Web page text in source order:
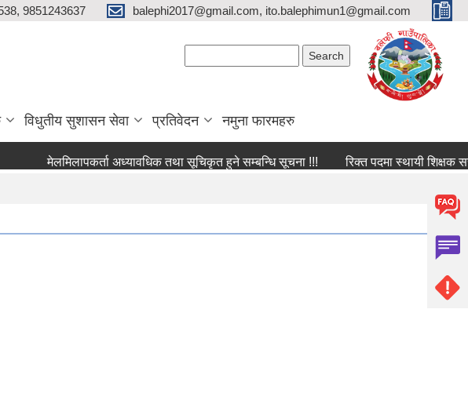
9851243637 balephi2017@gmail.com, ito.balephimun1@gmail.com
विधुतीय सुशासन सेवा प्रतिवेदन नमुना फारमहरु
मेलमिलापकर्ता अध्यावधिक तथा सूचिकृत हुने सम्बन्धि सूचना !!! रिक्त पदमा स्थायी शिक्षक सरुवा